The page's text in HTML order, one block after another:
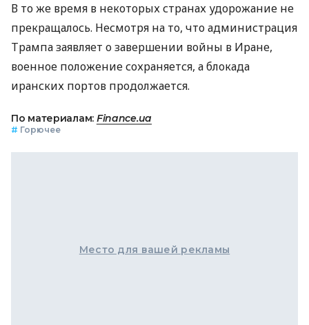
В то же время в некоторых странах удорожание не
прекращалось. Несмотря на то, что администрация
Трампа заявляет о завершении войны в Иране,
военное положение сохраняется, а блокада
иранских портов продолжается.
По материалам: Finance.ua
# Горючее
Место для вашей рекламы